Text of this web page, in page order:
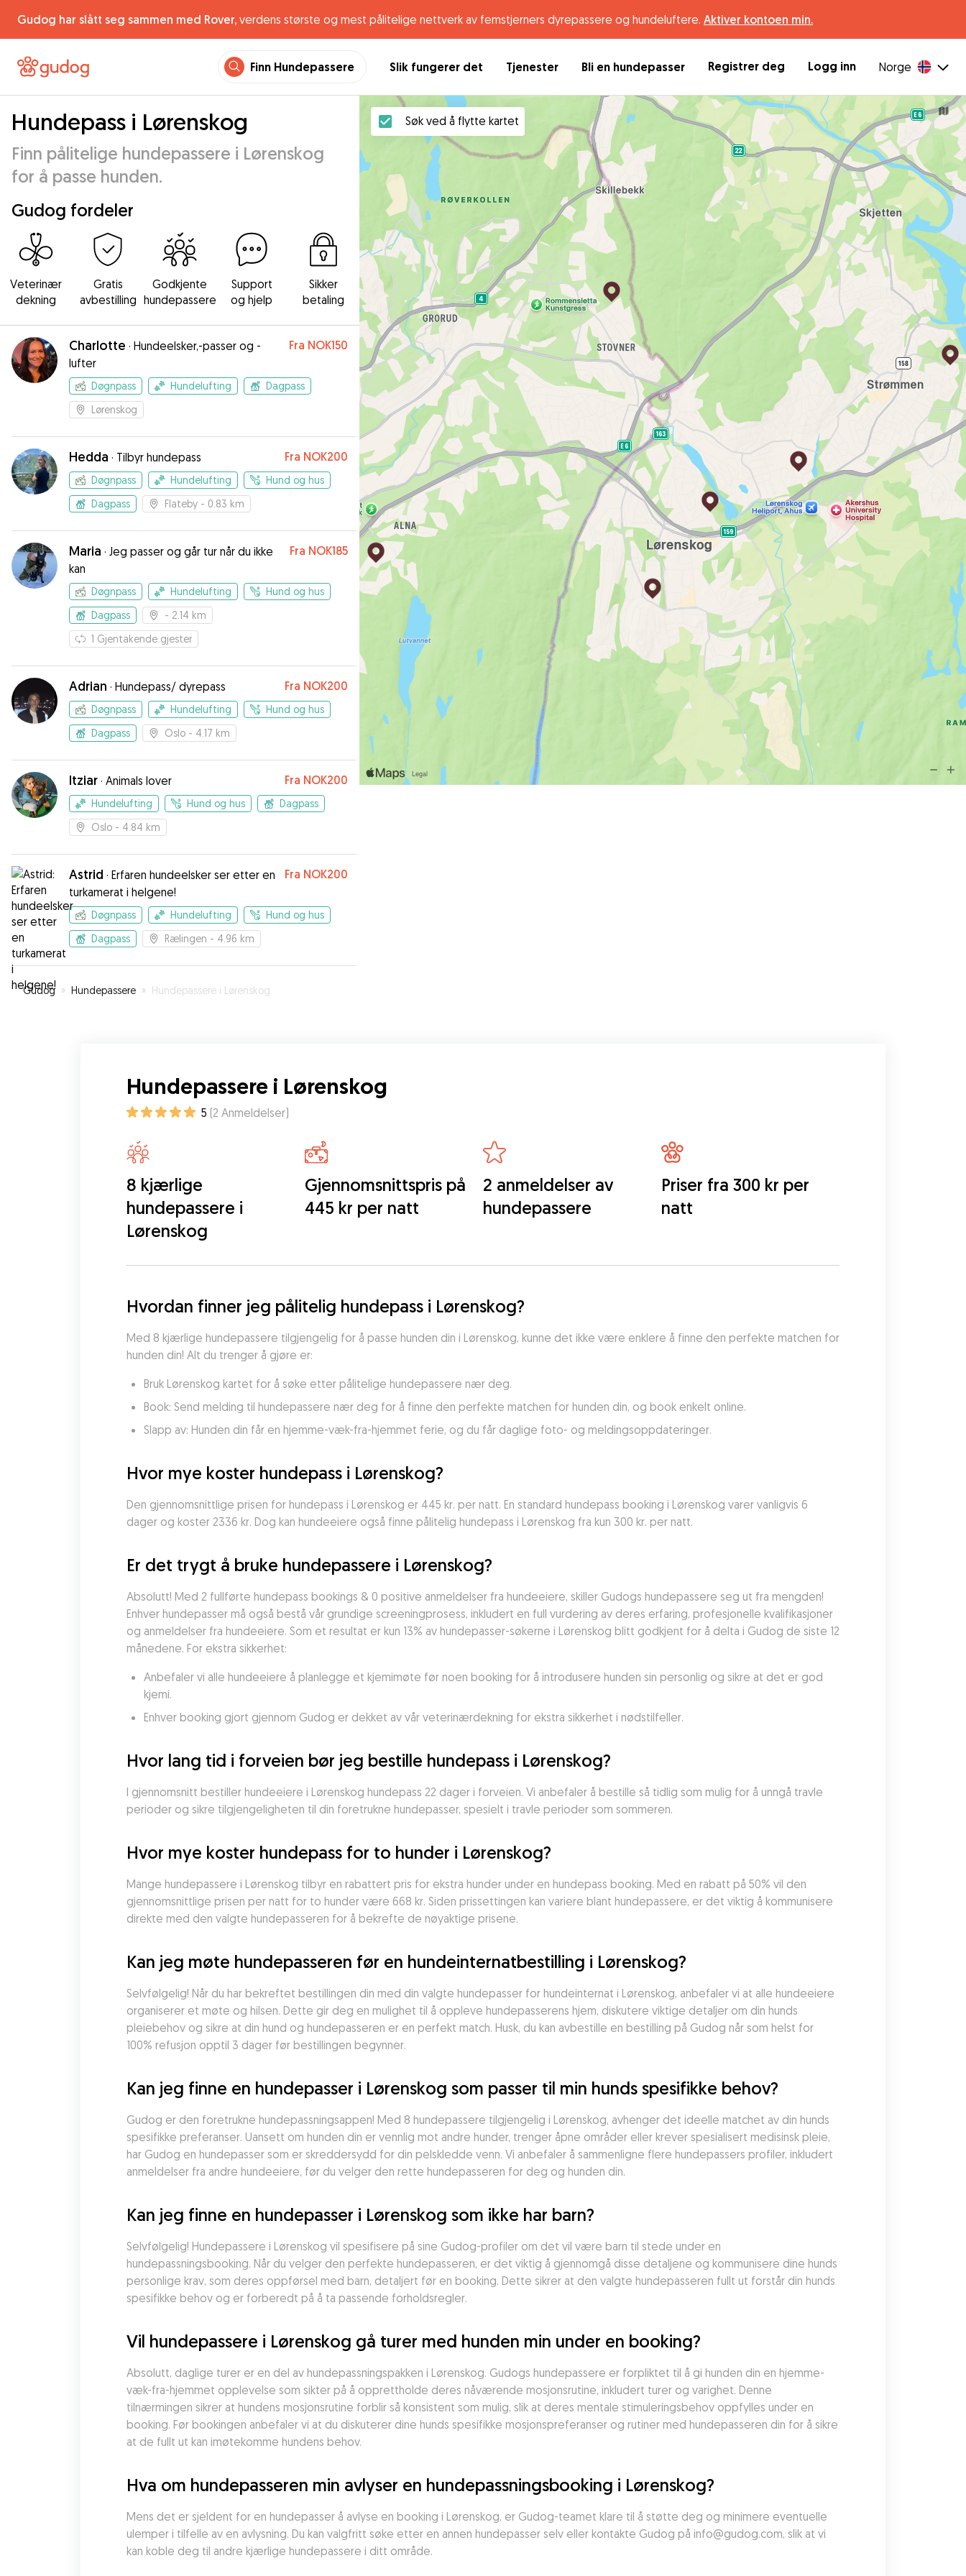
Gudog har slått seg sammen med Rover, verdens største og mest pålitelige nettverk av femstjerners dyrepassere og hundeluftere. Aktiver kontoen min.
Finn Hundepassere Slik fungerer det Tjenester Bli en hundepasser Registrer deg Logg inn Norge
Hundepass i Lørenskog
Finn pålitelige hundepassere i Lørenskog
for å passe hunden.
Gudog fordeler
Veterinær
dekning
Gratis
avbestilling
Godkjente
hundepassere
Support
og hjelp
Sikker
betaling
Charlotte · Hundeelsker,-passer og -
lufter
Fra NOK150
Døgnpass Hundelufting
Dagpass
Lørenskog
Hedda · Tilbyr hundepass Fra NOK200
Døgnpass Hundelufting
Hund og hus
Dagpass
Flateby - 0.83 km
Maria · Jeg passer og går tur når du ikke
kan
Fra NOK185
Døgnpass Hundelufting
Hund og hus
Dagpass
- 2.14 km
1 Gjentakende gjester
Adrian · Hundepass/ dyrepass Fra NOK200
Døgnpass Hundelufting
Hund og hus
Dagpass
Oslo - 4.17 km
Itziar · Animals lover Fra NOK200
Hundelufting Hund og hus
Dagpass
Oslo - 4.84 km
Astrid · Erfaren hundeelsker ser etter en
turkamerat i helgene!
Fra NOK200
Døgnpass Hundelufting
Hund og hus
Dagpass
Rælingen - 4.96 km
Gudog » Hundepassere » Hundepassere i Lørenskog
Søk ved å flytte kartet
Hundepassere i Lørenskog
5 (2 Anmeldelser)
8 kjærlige
hundepassere i
Lørenskog
Gjennomsnittspris på
445 kr per natt
2 anmeldelser av
hundepassere
Priser fra 300 kr per
natt
Hvordan finner jeg pålitelig hundepass i Lørenskog?
Med 8 kjærlige hundepassere tilgjengelig for å passe hunden din i Lørenskog, kunne det ikke være enklere å finne den perfekte matchen for
hunden din! Alt du trenger å gjøre er:
Bruk Lørenskog kartet for å søke etter pålitelige hundepassere nær deg.
Book: Send melding til hundepassere nær deg for å finne den perfekte matchen for hunden din, og book enkelt online.
Slapp av: Hunden din får en hjemme-væk-fra-hjemmet ferie, og du får daglige foto- og meldingsoppdateringer.
Hvor mye koster hundepass i Lørenskog?
Den gjennomsnittlige prisen for hundepass i Lørenskog er 445 kr. per natt. En standard hundepass booking i Lørenskog varer vanligvis 6
dager og koster 2336 kr. Dog kan hundeeiere også finne pålitelig hundepass i Lørenskog fra kun 300 kr. per natt.
Er det trygt å bruke hundepassere i Lørenskog?
Absolutt! Med 2 fullførte hundepass bookings & 0 positive anmeldelser fra hundeeiere, skiller Gudogs hundepassere seg ut fra mengden!
Enhver hundepasser må også bestå vår grundige screeningprosess, inkludert en full vurdering av deres erfaring, profesjonelle kvalifikasjoner
og anmeldelser fra hundeeiere. Som et resultat er kun 13% av hundepasser-søkerne i Lørenskog blitt godkjent for å delta i Gudog de siste 12
månedene. For ekstra sikkerhet:
Anbefaler vi alle hundeeiere å planlegge et kjemimøte før noen booking for å introdusere hunden sin personlig og sikre at det er god
kjemi.
Enhver booking gjort gjennom Gudog er dekket av vår veterinærdekning for ekstra sikkerhet i nødstilfeller.
Hvor lang tid i forveien bør jeg bestille hundepass i Lørenskog?
I gjennomsnitt bestiller hundeeiere i Lørenskog hundepass 22 dager i forveien. Vi anbefaler å bestille så tidlig som mulig for å unngå travle
perioder og sikre tilgjengeligheten til din foretrukne hundepasser, spesielt i travle perioder som sommeren.
Hvor mye koster hundepass for to hunder i Lørenskog?
Mange hundepassere i Lørenskog tilbyr en rabattert pris for ekstra hunder under en hundepass booking. Med en rabatt på 50% vil den
gjennomsnittlige prisen per natt for to hunder være 668 kr. Siden prissettingen kan variere blant hundepassere, er det viktig å kommunisere
direkte med den valgte hundepasseren for å bekrefte de nøyaktige prisene.
Kan jeg møte hundepasseren før en hundeinternatbestilling i Lørenskog?
Selvfølgelig! Når du har bekreftet bestillingen din med din valgte hundepasser for hundeinternat i Lørenskog, anbefaler vi at alle hundeeiere
organiserer et møte og hilsen. Dette gir deg en mulighet til å oppleve hundepasserens hjem, diskutere viktige detaljer om din hunds
pleiebehov og sikre at din hund og hundepasseren er en perfekt match. Husk, du kan avbestille en bestilling på Gudog når som helst for
100% refusjon opptil 3 dager før bestillingen begynner.
Kan jeg finne en hundepasser i Lørenskog som passer til min hunds spesifikke behov?
Gudog er den foretrukne hundepassningsappen! Med 8 hundepassere tilgjengelig i Lørenskog, avhenger det ideelle matchet av din hunds
spesifikke preferanser. Uansett om hunden din er vennlig mot andre hunder, trenger åpne områder eller krever spesialisert medisinsk pleie,
har Gudog en hundepasser som er skreddersydd for din pelskledde venn. Vi anbefaler å sammenligne flere hundepassers profiler, inkludert
anmeldelser fra andre hundeeiere, før du velger den rette hundepasseren for deg og hunden din.
Kan jeg finne en hundepasser i Lørenskog som ikke har barn?
Selvfølgelig! Hundepassere i Lørenskog vil spesifisere på sine Gudog-profiler om det vil være barn til stede under en
hundepassningsbooking. Når du velger den perfekte hundepasseren, er det viktig å gjennomgå disse detaljene og kommunisere dine hunds
personlige krav, som deres oppførsel med barn, detaljert før en booking. Dette sikrer at den valgte hundepasseren fullt ut forstår din hunds
spesifikke behov og er forberedt på å ta passende forholdsregler.
Vil hundepassere i Lørenskog gå turer med hunden min under en booking?
Absolutt, daglige turer er en del av hundepassningspakken i Lørenskog. Gudogs hundepassere er forpliktet til å gi hunden din en hjemme-
væk-fra-hjemmet opplevelse som sikter på å opprettholde deres nåværende mosjonsrutine, inkludert turer og varighet. Denne
tilnærmingen sikrer at hundens mosjonsrutine forblir så konsistent som mulig, slik at deres mentale stimuleringsbehov oppfylles under en
booking. Før bookingen anbefaler vi at du diskuterer dine hunds spesifikke mosjonspreferanser og rutiner med hundepasseren din for å sikre
at de fullt ut kan imøtekomme hundens behov.
Hva om hundepasseren min avlyser en hundepassningsbooking i Lørenskog?
Mens det er sjeldent for en hundepasser å avlyse en booking i Lørenskog, er Gudog-teamet klare til å støtte deg og minimere eventuelle
ulemper i tilfelle av en avlysning. Du kan valgfritt søke etter en annen hundepasser selv eller kontakte Gudog på info@gudog.com, slik at vi
kan koble deg til andre kjærlige hundepassere i ditt område.